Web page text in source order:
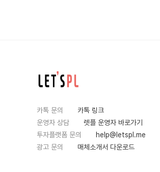
카톡 문의
카톡 링크
운영자 상담
렛플 운영자 바로가기
투자플랫폼 문의
help@letspl.me
광고 문의
매체소개서 다운로드